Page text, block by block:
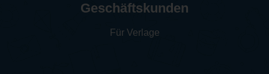
Geschäftskunden
Für Verlage